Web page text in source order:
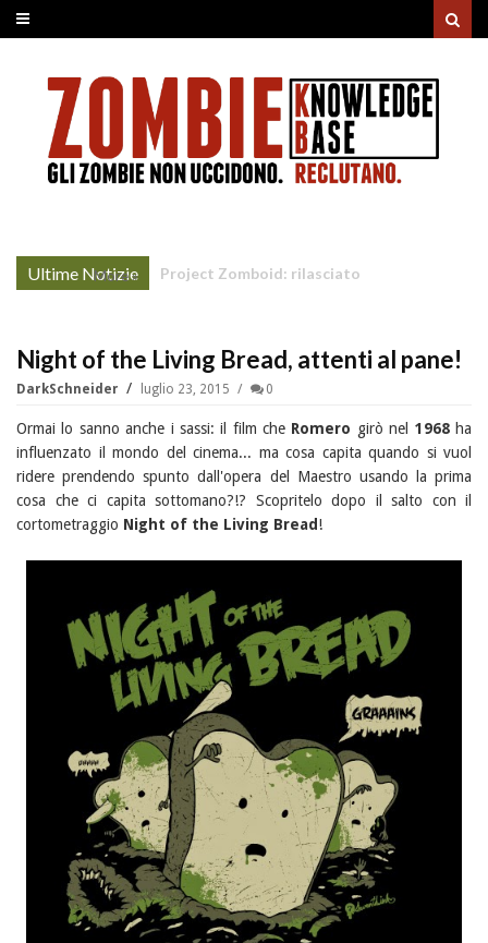
Ultime Notizie
More »
Unholy Night: la nonna non-morta rovina il
Night of the Living Bread, attenti al pane!
DarkSchneider luglio 23, 2015 0
Ormai lo sanno anche i sassi: il film che Romero girò nel 1968ha
influenzato il mondo del cinema... ma cosa capita quando si vuol
ridere prendendo spunto dall'opera del Maestro usando la prima
cosa che ci capita sottomano?!? Scopritelo dopo il salto con il
cortometraggio Night of the Living Bread!